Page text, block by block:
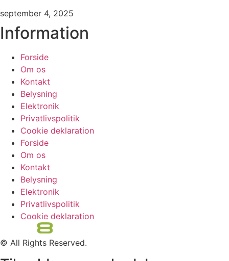
september 4, 2025
Information
Forside
Om os
Kontakt
Belysning
Elektronik
Privatlivspolitik
Cookie deklaration
Forside
Om os
Kontakt
Belysning
Elektronik
Privatlivspolitik
Cookie deklaration
© All Rights Reserved.